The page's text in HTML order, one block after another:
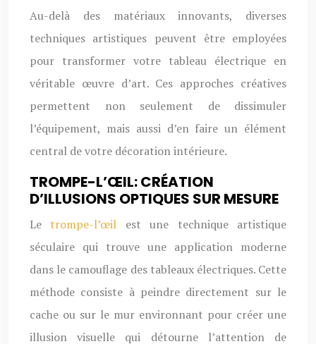
Au-delà des matériaux innovants, diverses
techniques artistiques peuvent être employées
pour transformer votre tableau électrique en
véritable œuvre d’art. Ces approches créatives
permettent non seulement de dissimuler
l’équipement, mais aussi d’en faire un élément
central de votre décoration intérieure.
TROMPE-L’ŒIL: CRÉATION
D’ILLUSIONS OPTIQUES SUR MESURE
Letrompe-l’œil est une technique artistique
séculaire qui trouve une application moderne
dans le camouflage des tableaux électriques. Cette
méthode consiste à peindre directement sur le
cache ou sur le mur environnant pour créer une
illusion visuelle qui détourne l’attention de